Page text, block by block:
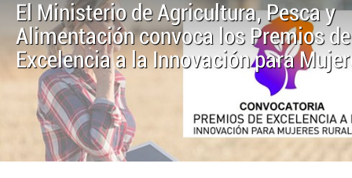
El Ministerio de Agricultura, Pesca y
Alimentación convoca los Premios de
Excelencia a la Innovación para